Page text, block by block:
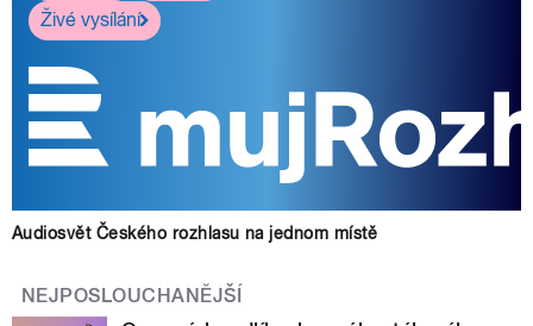
Živé vysílání
Audiosvět Českého rozhlasu na jednom místě
NEJPOSLOUCHANĚJŠÍ